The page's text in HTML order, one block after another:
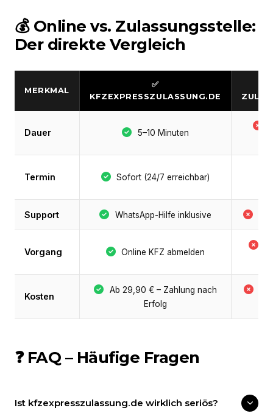
💰 Online vs. Zulassungsstelle:
Der direkte Vergleich
MERKMAL
✅
KFZEXPRESSZULASSUNG.DE
Dauer 5–10 Minuten
Termin Sofort (24/7 erreichbar)
Support WhatsApp-Hilfe inklusive
Vorgang Online KFZ abmelden
Kosten
Ab 29,90 € – Zahlung nach
Erfolg
❓ FAQ – Häufige Fragen
Ist kfzexpresszulassung.de wirklich seriös?